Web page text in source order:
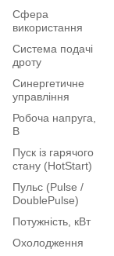
Сфера
використання
Система подачі
дроту
Синергетичне
управління
Робоча напруга,
В
Пуск із гарячого
стану (HotStart)
Пульс (Pulse /
DoublePulse)
Потужність, кВт
Охолодження